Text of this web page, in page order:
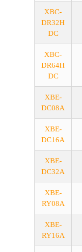
XBC-
DR32H
DC
XBC-
DR64H
DC
XBE-
DC08A
XBE-
DC16A
XBE-
DC32A
XBE-
RY08A
XBE-
RY16A